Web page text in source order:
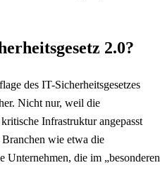
2.0?
des IT-Sicherheitsgesetzes
Nicht nur, weil die
Infrastruktur angepasst
wie etwa die
die im „besonderen